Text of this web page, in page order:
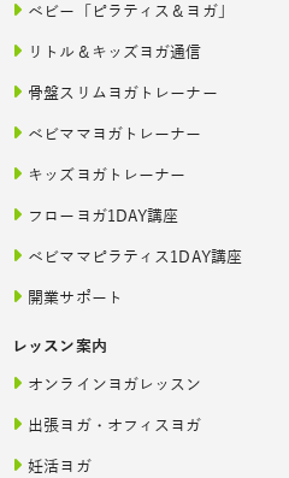
ベビー「ピラティス＆ヨガ」
リトル＆キッズヨガ通信
骨盤スリムヨガトレーナー
ベビママヨガトレーナー
キッズヨガトレーナー
フローヨガ1DAY講座
ベビママピラティス1DAY講座
開業サポート
レッスン案内
オンラインヨガレッスン
出張ヨガ・オフィスヨガ
妊活ヨガ